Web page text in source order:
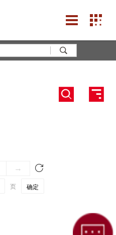
→
页 确定